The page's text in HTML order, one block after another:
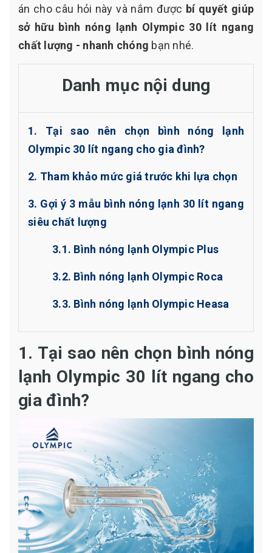
án cho câu hỏi này và nắm được bí quyết giúp
sở hữu bình nóng lạnh Olympic 30 lít ngang
chất lượng - nhanh chóng bạn nhé.
Danh mục nội dung
1. Tại sao nên chọn bình nóng lạnh
Olympic 30 lít ngang cho gia đình?
2. Tham khảo mức giá trước khi lựa chọn
3. Gợi ý 3 mẫu bình nóng lạnh 30 lít ngang
siêu chất lượng
3.1. Bình nóng lạnh Olympic Plus
3.2. Bình nóng lạnh Olympic Roca
3.3. Bình nóng lạnh Olympic Heasa
1. Tại sao nên chọn bình nóng
lạnh Olympic 30 lít ngang cho
gia đình?